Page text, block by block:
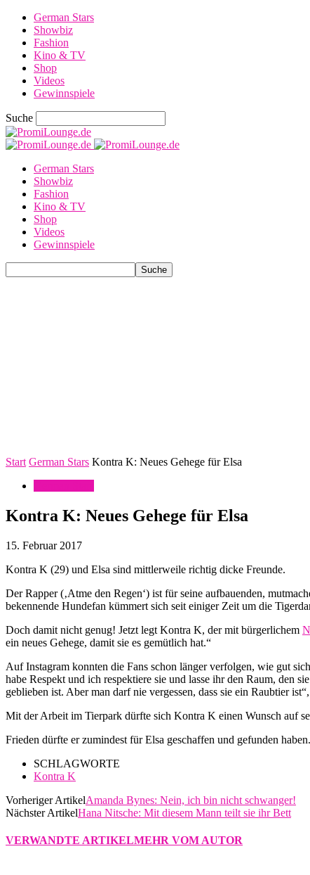
German Stars
Showbiz
Fashion
Kino & TV
Shop
Videos
Gewinnspiele
Suche
German Stars
Showbiz
Fashion
Kino & TV
Shop
Videos
Gewinnspiele
Start German Stars Kontra K: Neues Gehege für Elsa
Kontra K: Neues Gehege für Elsa
15. Februar 2017
Kontra K (29) und Elsa sind mittlerweile richtig dicke Freunde.
Der Rapper (‚Atme den Regen‘) ist für seine aufbauenden,
bekennende Hundefan kümmert sich seit einiger Zeit um die
Doch damit nicht genug! Jetzt legt Kontra K, der mit bürgerlichem
ein neues Gehege, damit sie es gemütlich hat.“
Auf Instagram konnten die Fans schon länger verfolgen, wie gut
habe Respekt und ich respektiere sie und lasse ihr den Raum, den
geblieben ist. Aber man darf nie vergessen, dass sie ein Raubtier
Mit der Arbeit im Tierpark dürfte sich Kontra K einen Wunsch auf
Frieden dürfte er zumindest für Elsa geschaffen und gefunden haben.
SCHLAGWORTE
Kontra K
Vorheriger ArtikelAmanda Bynes: Nein, ich bin nicht schwanger!
Nächster ArtikelHana Nitsche: Mit diesem Mann teilt sie ihr Bett
VERWANDTE ARTIKELMEHR VOM AUTOR